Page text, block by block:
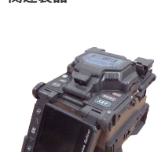
1ヶ月
2ヶ月
3ヶ月
4ヶ月